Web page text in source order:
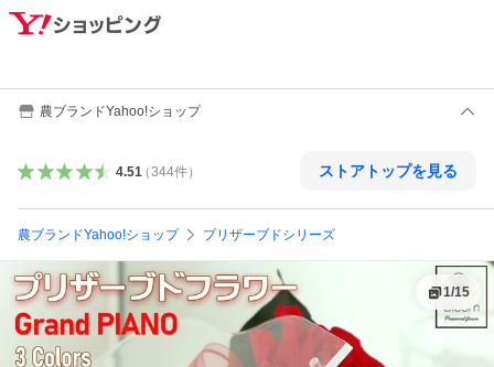
農ブランドYahoo!ショップ
4.51（344件） ストアトップを見る
農ブランドYahoo!ショップ プリザーブドシリーズ
1/15